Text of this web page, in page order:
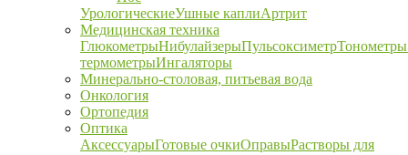
УрологическиеУшные каплиАртрит
Медицинская техника
ГлюкометрыНибулайзерыПульсоксиметрТонометры
термометрыИнгаляторы
Минерально-столовая, питьевая вода
Онкология
Ортопедия
Оптика
АксессуарыГотовые очкиОправыРастворы для